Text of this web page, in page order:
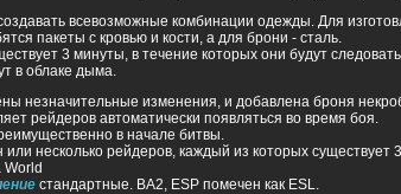
всевозможные комбинации одежды. Для
пакеты с кровью и кости, а для брони - сталь.
3 минуты, в течение которых они будут
в облаке дыма.
незначительные изменения, и добавлена ​​броня
рейдеров автоматически появляться во время боя.
в начале битвы.
несколько рейдеров, каждый из которых существует
World
стандартные. BA2, ESP помечен как ESL.